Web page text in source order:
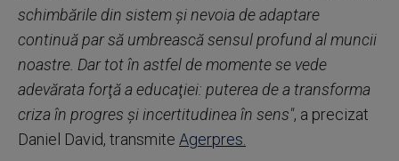
schimbările din sistem şi nevoia de adaptare
continuă par să umbrească sensul profund al muncii
noastre. Dar tot în astfel de momente se vede
adevărata forţă a educaţiei: puterea de a transforma
criza în progres şi incertitudinea în sens", a precizat
Daniel David, transmite Agerpres.